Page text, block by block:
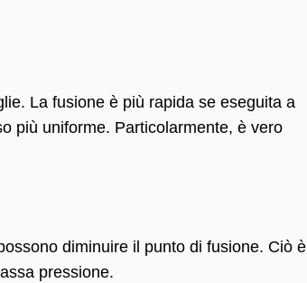
La fusione è più rapida se eseguita a
più uniforme. Particolarmente, è vero
diminuire il punto di fusione. Ciò è
pressione.